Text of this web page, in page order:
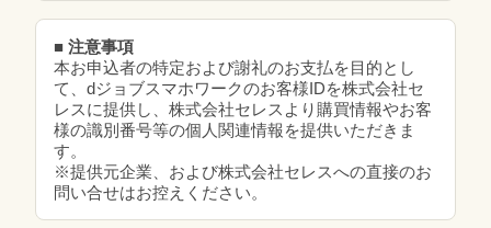
■ 注意事項
本お申込者の特定および謝礼のお支払を目的とし
て、dジョブスマホワークのお客様IDを株式会社セ
レスに提供し、株式会社セレスより購買情報やお客
様の識別番号等の個人関連情報を提供いただきま
す。
※提供元企業、および株式会社セレスへの直接のお
問い合せはお控えください。